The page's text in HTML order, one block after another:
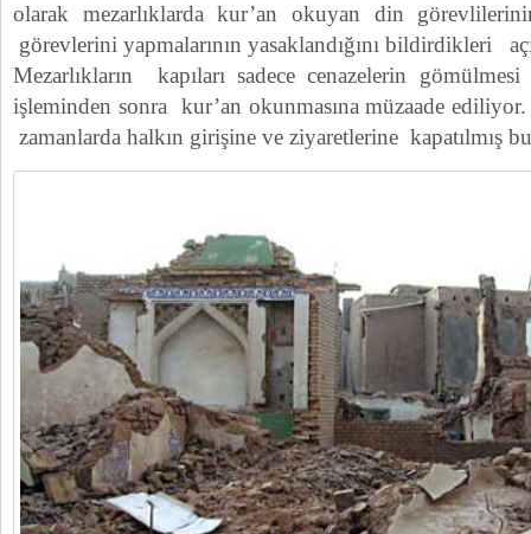
olarak mezarlıklarda kur’an okuyan din
görevlerini yapmalarının yasaklandığını bildirdikleri
Mezarlıkların kapıları sadece cenazelerin
işleminden sonra kur’an okunmasına müzaade
zamanlarda halkın girişine ve ziyaretlerine kapatılmış